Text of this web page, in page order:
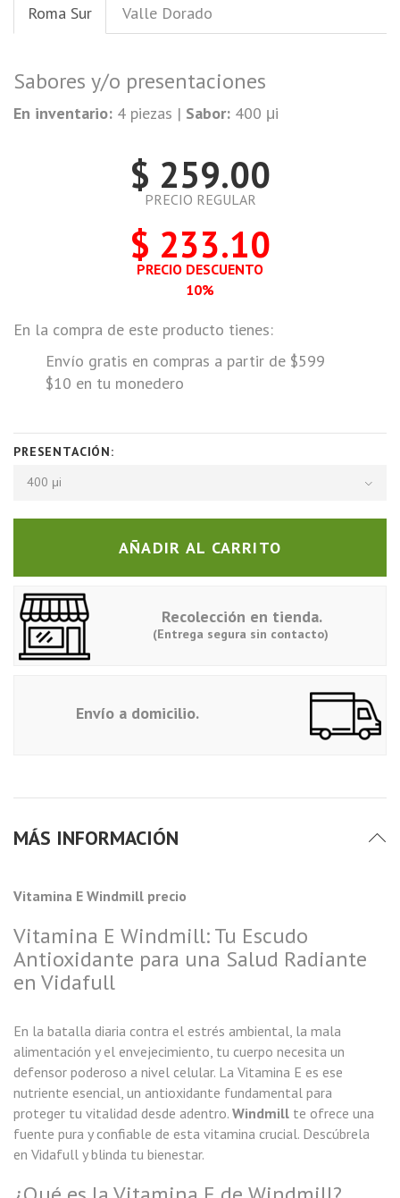
Roma Sur Valle Dorado
Sabores y/o presentaciones
En inventario: 4 piezas | Sabor: 400 μi
$ 259.00
PRECIO REGULAR
$ 233.10
PRECIO DESCUENTO
10%
En la compra de este producto tienes:
Envío gratis en compras a partir de $599
$10 en tu monedero
PRESENTACIÓN:
400 μi
AÑADIR AL CARRITO
Recolección en tienda.
(Entrega segura sin contacto)
Envío a domicilio.
MÁS INFORMACIÓN
Vitamina E Windmill precio
Vitamina E Windmill: Tu Escudo
Antioxidante para una Salud Radiante
en Vidafull
En la batalla diaria contra el estrés ambiental, la mala
alimentación y el envejecimiento, tu cuerpo necesita un
defensor poderoso a nivel celular. La Vitamina E es ese
nutriente esencial, un antioxidante fundamental para
proteger tu vitalidad desde adentro. Windmill te ofrece una
fuente pura y confiable de esta vitamina crucial. Descúbrela
en Vidafull y blinda tu bienestar.